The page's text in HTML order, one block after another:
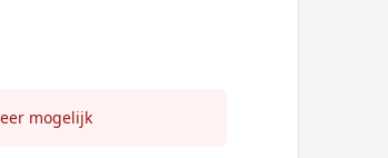
mogelijk